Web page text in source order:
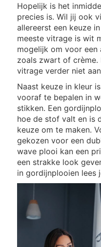
Hopelijk is het
precies is. Wil jij ook
allereerst een keuze
meeste vitrage is wit
mogelijk om voor een
zoals zwart of crème.
vitrage verder niet
Naast keuze in kleur
vooraf te bepalen in
stikken. Een
hoe de stof valt en is
keuze om te maken.
gekozen voor een
wave plooi kan een
een strakke look
in gordijnplooien lees